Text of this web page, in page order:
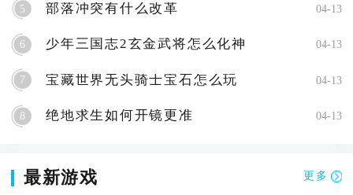
5 部落冲突有什么改革 04-13
6 少年三国志2玄金武将怎么化神 04-13
7 宝藏世界无头骑士宝石怎么玩 04-13
8 绝地求生如何开镜更准 04-13
最新游戏 更多